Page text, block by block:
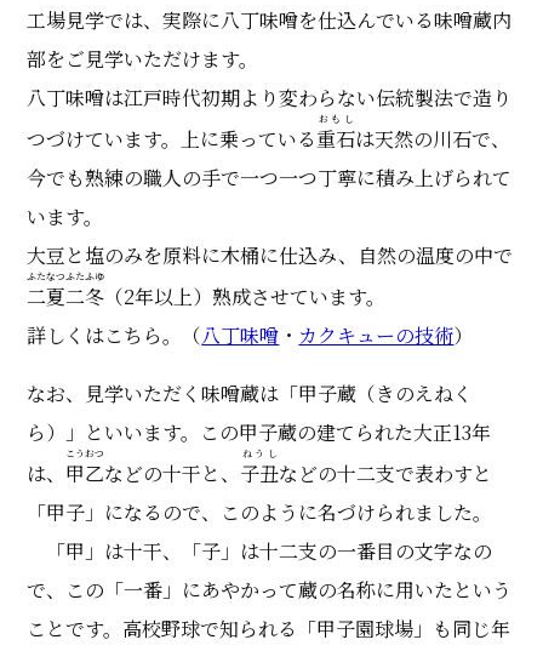
工場見学では、実際に八丁味噌を仕込んでいる味噌蔵内
部をご見学いただけます。
八丁味噌は江戸時代初期より変わらない伝統製法で造り
つづけています。上に乗っている重石
おもし
は天然の川石で、
今でも熟練の職人の手で一つ一つ丁寧に積み上げられて
います。
大豆と塩のみを原料に木桶に仕込み、自然の温度の中で
二夏二冬
ふたなつふたふゆ
（2年以上）熟成させています。
詳しくはこちら。（八丁味噌 ・ カクキューの技術）
なお、見学いただく味噌蔵は「甲子蔵（きのえねく
ら）」といいます。この甲子蔵の建てられた大正13年
は、 甲乙
こうおつ
などの十干と、 子丑
ねうし
などの十二支で表わすと
「甲子」になるので、このように名づけられました。
「甲」は十干、「子」は十二支の一番目の文字なの
で、この「一番」にあやかって蔵の名称に用いたという
ことです。高校野球で知られる「甲子園球場」も同じ年